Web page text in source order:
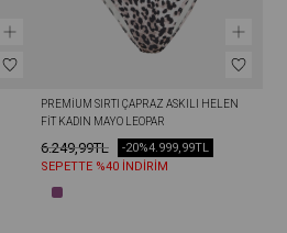
PREMIUM SIRTI ÇAPRAZ ASKILI HELEN
FIT KADIN MAYO LEOPAR
6.249,99TL 4.999,99TL
-20%
SEPETTE %40 İNDİRİM